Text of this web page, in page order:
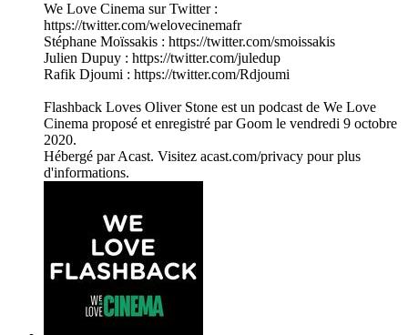
We Love Cinema sur Twitter :
https://twitter.com/welovecinemafr
Stéphane Moïssakis : https://twitter.com/smoissakis
Julien Dupuy : https://twitter.com/juledup
Rafik Djoumi : https://twitter.com/Rdjoumi
Flashback Loves Oliver Stone est un podcast de We Love
Cinema proposé et enregistré par Goom le vendredi 9 octobre
2020.
Hébergé par Acast. Visitez acast.com/privacy pour plus
d'informations.